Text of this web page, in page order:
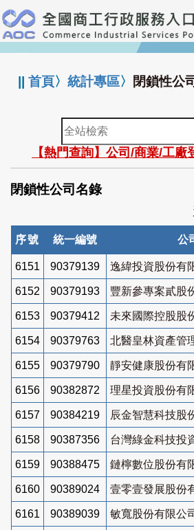
跳
到
主
要
:::
||首頁〉統計專區〉 閉鎖性公
全
站
檢
索
【熱門查詢】公司/商業/工廠
閉鎖性公司名錄
序號 統一編號 公
6151 90379139 逸緯投資股份有
6152 90379193 豐新參專案貳股
6153 90379412 未來國際控股股
6154 90379763 北醫皇林資產管
6155 90379790 靜安健康股份有
6156 90382872 理星投資股份有
6157 90384219 辰金智慧科技股
6158 90387356 台灣綠金科技投
6159 90388475 鏈檸數位股份有
6160 90389024 壹零壹發展股份
6161 90389039 敏寬股份有限公